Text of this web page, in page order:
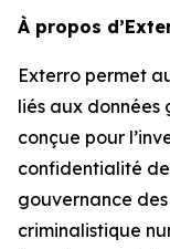
À propos
Exterro permet
liés aux
conçue pour
confidentialité
gouvernance
criminalistique